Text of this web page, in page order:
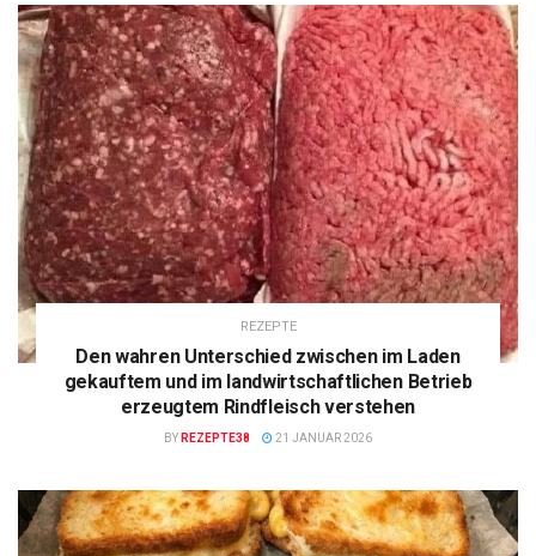
REZEPTE
Den wahren Unterschied zwischen im Laden
gekauftem und im landwirtschaftlichen Betrieb
erzeugtem Rindfleisch verstehen
BY REZEPTE38 21 JANUAR 2026